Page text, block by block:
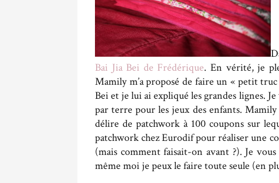
Bai Jia Bei de Frédérique. En vérité, je
Mamily m’a proposé de faire un « petit
Bei et je lui ai expliqué les grandes lignes.
par terre pour les jeux des enfants.
délire de patchwork à 100 coupons sur
patchwork chez Eurodif pour réaliser une
(mais comment faisait-on avant ?). Je
même moi je peux le faire toute seule (en